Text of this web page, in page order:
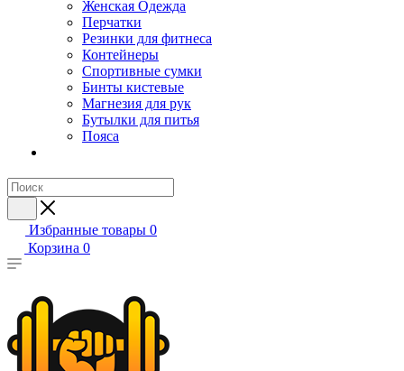
Женская Одежда
Перчатки
Резинки для фитнеса
Контейнеры
Спортивные сумки
Бинты кистевые
Магнезия для рук
Бутылки для питья
Пояса
Избранные товары 0
Корзина 0